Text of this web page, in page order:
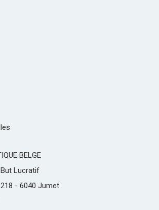
BELGE
Lucratif
- 6040 Jumet